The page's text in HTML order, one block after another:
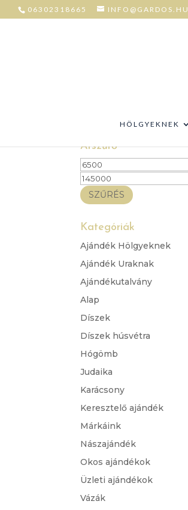
06302318665 INFO@GARDOS.HU
HÖLGYEKNEK
Árszűrő
Min
ár
SZŰRÉS
Kategóriák
Ajándék Hölgyeknek
Ajándék Uraknak
Ajándékutalvány
Alap
Díszek
Díszek húsvétra
Hógömb
Judaika
Karácsony
Keresztelő ajándék
Márkáink
Nászajándék
Okos ajándékok
Üzleti ajándékok
Vázák